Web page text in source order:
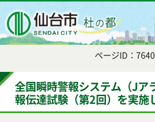
ページID：
全国瞬時警報システム（Jア
報伝達試験（第2回）を実施